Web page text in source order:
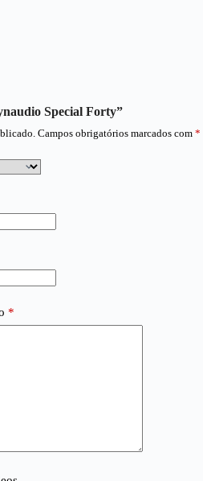
Special Forty”
Campos obrigatórios marcados com *
*